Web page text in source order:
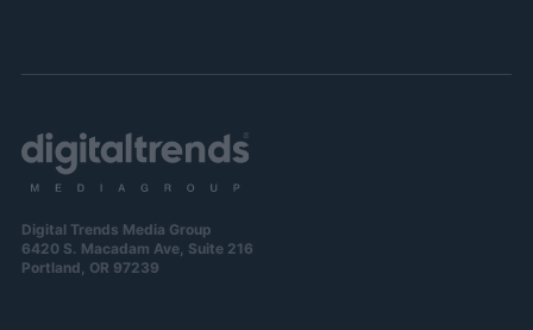
Digital Trends Media Group
6420 S. Macadam Ave, Suite 216
Portland, OR 97239